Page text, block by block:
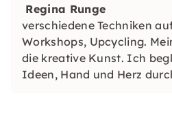
Regina Runge
verschiedene Techniken
Workshops, Upcycling.
die kreative Kunst. Ich
Ideen, Hand und Herz